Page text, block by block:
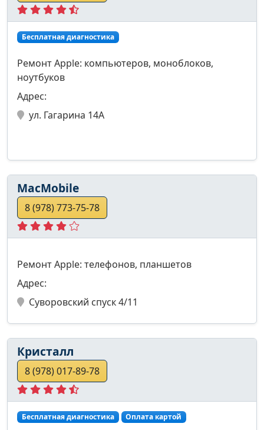
Бесплатная диагностика
Ремонт Apple: компьютеров, моноблоков,
ноутбуков
Адрес:
ул. Гагарина 14А
MacMobile
8 (978) 773-75-78
Ремонт Apple: телефонов, планшетов
Адрес:
Суворовский спуск 4/11
Кристалл
8 (978) 017-89-78
Бесплатная диагностика Оплата картой